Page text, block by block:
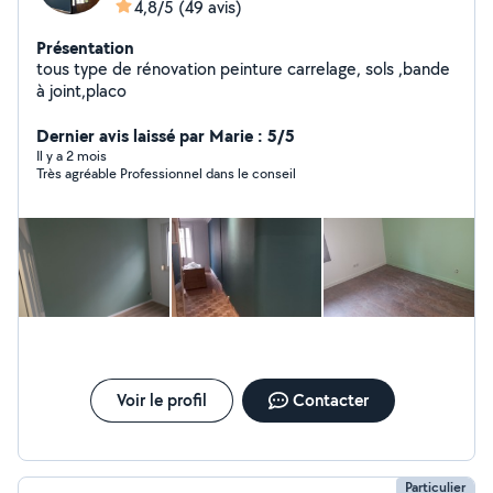
4,8/5 (49 avis)
Présentation
tous type de rénovation peinture carrelage, sols ,bande
à joint,placo
Dernier avis laissé par Marie : 5/5
Il y a 2 mois
Très agréable Professionnel dans le conseil
Voir le profil Contacter
Particulier